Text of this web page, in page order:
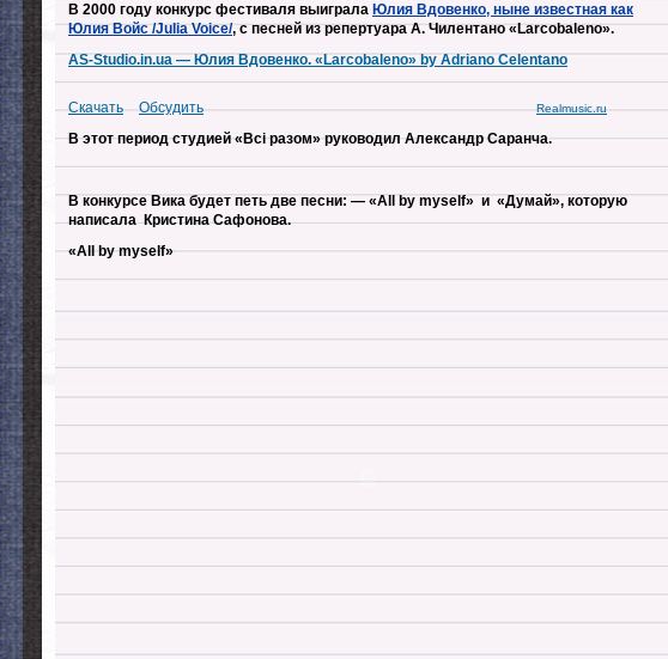
В 2000 году конкурс фестиваля выиграла Юлия Вдовенко, ныне известная как
Юлия Войс /Julia Voice/, с песней из репертуара А. Чилентано «Larcobaleno».
AS-Studio.in.ua — Юлия Вдовенко. «Larcobaleno» by Adriano Celentano
Скачать Обсудить Realmusic.ru
В этот период студией «Всі разом» руководил Александр Саранча.
В конкурсе Вика будет петь две песни: — «All by myself» и «Думай», которую
написала Кристина Сафонова.
«All by myself»